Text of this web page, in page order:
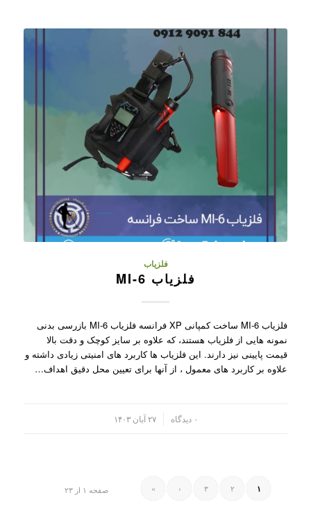
فلزیاب
فلزیاب MI-6
فلزیاب MI-6 ساخت کمپانی XP فرانسه فلزیاب MI-6 بازرسی بدنی
نمونه هایی از فلزیاب هستند، که علاوه بر سایز کوچک و دقت بالا
قیمت پایینی نیز دارند. این فلزیاب ها کاربرد های امنیتی زیادی داشته و
علاوه بر کاربرد های معمول ، از آنها برای تعیین محل دقیق اهداف…
۰ دیدگاه ۲۷ آبان ۱۴۰۳
صفحه ۱ از ۲۳ ۱ ۲ ۳ ›
»